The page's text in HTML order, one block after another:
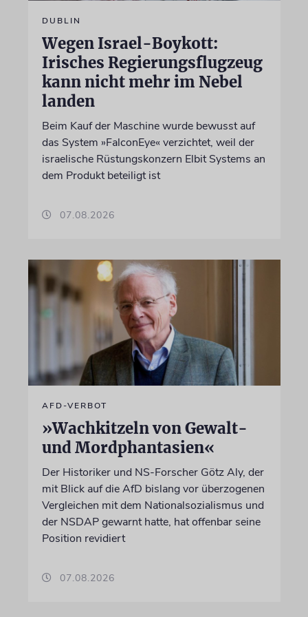
DUBLIN
Wegen Israel-Boykott:
Irisches Regierungsflugzeug
kann nicht mehr im Nebel
landen
Beim Kauf der Maschine wurde bewusst auf
das System »FalconEye« verzichtet, weil der
israelische Rüstungskonzern Elbit Systems an
dem Produkt beteiligt ist
07.08.2026
AFD-VERBOT
»Wachkitzeln von Gewalt-
und Mordphantasien«
Der Historiker und NS-Forscher Götz Aly, der
mit Blick auf die AfD bislang vor überzogenen
Vergleichen mit dem Nationalsozialismus und
der NSDAP gewarnt hatte, hat offenbar seine
Position revidiert
07.08.2026